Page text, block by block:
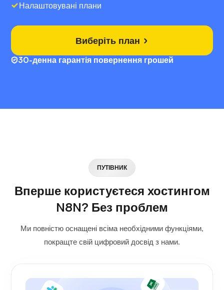
Налаштовувані плани
Виберіть план
30-денна гарантія повернення грошей
ПУТІВНИК
Вперше користуєтеся хостингом
N8N? Без проблем
Ми повністю оснащені всіма необхідними функціями,
покращте свій цифровий досвід з нами.